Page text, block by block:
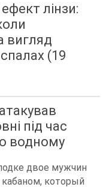
лінзи:
вигляд
(19
під час
водному
двое мужчин
который